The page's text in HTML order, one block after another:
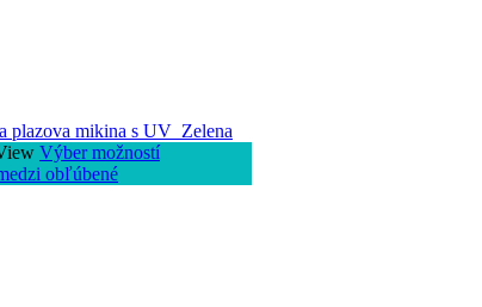
Výber možností
obľúbené